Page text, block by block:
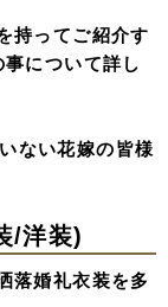
持ってご紹介す
について詳し
ない花嫁の皆様
/洋装)
落婚礼衣装を多